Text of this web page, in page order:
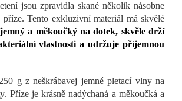
jsou zpravidla skané několik násobne
příze. Tento exkluzivní materiál má skvělé
a měkoučký na dotek, skvěle drží
vlastnosti a udržuje příjemnou
g z neškrábavej jemné pletací vlny na
Příze je krásně nadýchaná a měkoučká a